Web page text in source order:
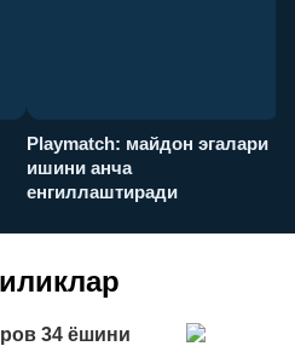
Playmatch: майдон эгалари
ишини анча
енгиллаштиради
34 ёшини